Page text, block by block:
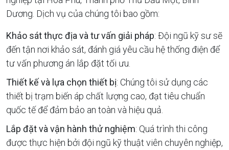
Dương. Dịch vụ của chúng tôi bao gồm:
Khảo sát thực địa và tư vấn giải pháp: Đội ngũ kỹ sư sẽ
đến tận nơi khảo sát, đánh giá yêu cầu hệ thống điện để
tư vấn phương án lắp đặt tối ưu.
Thiết kế và lựa chọn thiết bị: Chúng tôi sử dụng các
thiết bị trạm biến áp chất lượng cao, đạt tiêu chuẩn
quốc tế để đảm bảo an toàn và hiệu quả.
Lắp đặt và vận hành thử nghiệm: Quá trình thi công
được thực hiện bởi đội ngũ kỹ thuật viên chuyên nghiệp,